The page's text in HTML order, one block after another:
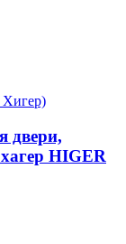
Хигер)
двери,
HIGER